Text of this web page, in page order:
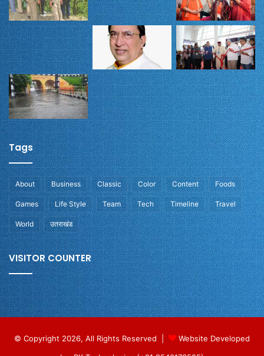
Tags
About Business Classic Color Content Foods
Games Life Style Team Tech Timeline Travel
World उतराखंड
VISITOR COUNTER
© Copyright 2026, All Rights Reserved |
Website Developed